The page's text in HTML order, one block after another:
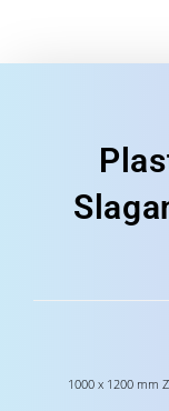
1000 x 1200 mm